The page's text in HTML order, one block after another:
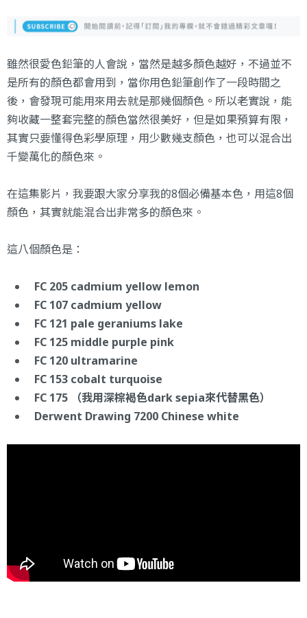
雖然很愛色鉛筆的人會說，當然是越多顏色越好，不過並不
是所有的顏色都會用到，當你用色鉛筆創作了一段時間之
後，會發現可能用來用去就是那幾個顏色。所以老實說，能
夠收藏一整套完整的顏色當然很美好，但是如果預算有限，
其實只要懂得色彩學原理，用少數幾支顏色，也可以混合出
千變萬化的顏色來。
在這集影片，我要跟大家分享我的8個必備基本色，用這8個
顏色，其實就能混合出非常多的顏色來。
這八個顏色是：
FC 205 cadmium yellow lemon
FC 107 cadmium yellow
FC 121 pale geraniums lake
FC 125 middle purple pink
FC 120 ultramarine
FC 153 cobalt turquoise
FC 175 （我用深棕褐色dark sepia來代替黑色）
Derwent Drawing 7200 Chinese white